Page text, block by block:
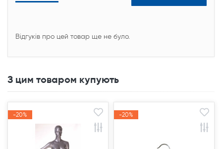
Відгуків про цей товар ще не було.
З цим товаром купують
-20%
-20% -20%
-20%